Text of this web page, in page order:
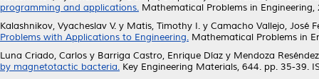
programming and applications. Mathematical Problems in
Kalashnikov, Vyacheslav V. y Matis, Timothy I. y Camacho Vallejo, José
Problems with Applications to Engineering. Mathematical Problems in
Luna Criado, Carlos y Barriga Castro, Enrique Díaz y Mendoza
by magnetotactic bacteria. Key Engineering Materials, 644. pp. 35-39.